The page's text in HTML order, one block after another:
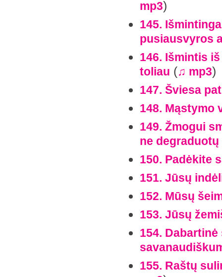
mp3)
145.
pusiausvyros
146. Išmintis
toliau (♫ mp3)
147. Šviesa
148. Mąstymo
149. Žmogui
ne degraduotų
150. Padėkite
151. Jūsų
152. Mūsų
153. Jūsų
154.
155. Raštų